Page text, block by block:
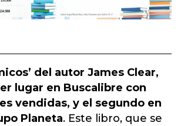
del autor James Clear,
lugar en Buscalibre con
vendidas, y el segundo en
Planeta. Este libro, que se